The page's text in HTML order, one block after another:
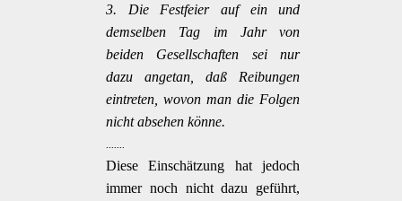
3. Die Festfeier auf ein und
demselben Tag im Jahr von
beiden Gesellschaften sei nur
dazu angetan, daß Reibungen
eintreten, wovon man die Folgen
nicht absehen könne.
Diese Einschätzung hat jedoch
immer noch nicht dazu geführt,